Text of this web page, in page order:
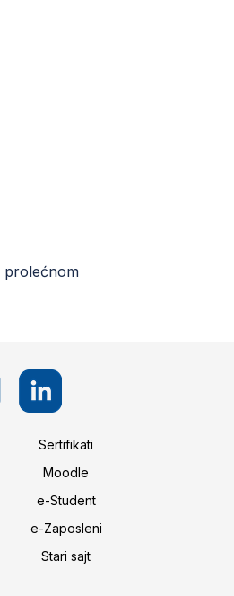
prolećnom
Sertifikati
Moodle
e-Student
e-Zaposleni
Stari sajt